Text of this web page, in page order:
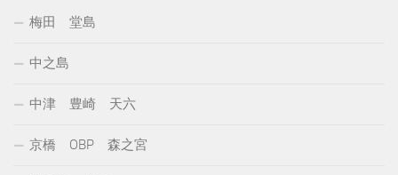
梅田 堂島
中之島
中津 豊崎 天六
京橋 OBP 森之宮